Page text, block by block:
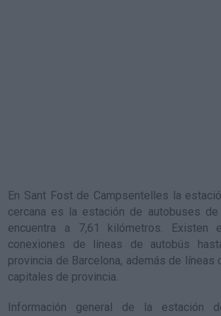
En Sant Fost de Campsentelles la
cercana es la estación de autobuses de
encuentra a 7,61 kilómetros. Existen
conexiones de líneas de autobús
provincia de Barcelona, además de líneas
capitales de provincia.
Información general de la estación